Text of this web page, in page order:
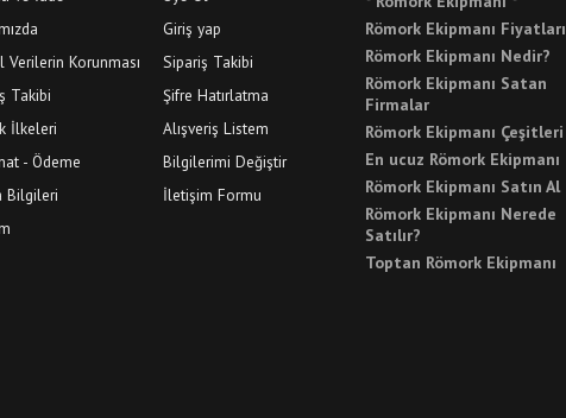
Verilerin Korunması
Takibi
İlkeleri
- Ödeme
Bilgileri
Giriş yap
Sipariş Takibi
Şifre Hatırlatma
Alışveriş Listem
Bilgilerimi Değiştir
İletişim Formu
Römork Ekipmanı Fiyatları
Römork Ekipmanı Nedir?
Römork Ekipmanı Satan
Firmalar
Römork Ekipmanı Çeşitleri
En ucuz Römork Ekipmanı
Römork Ekipmanı Satın Al
Römork Ekipmanı Nerede
Satılır?
Toptan Römork Ekipmanı